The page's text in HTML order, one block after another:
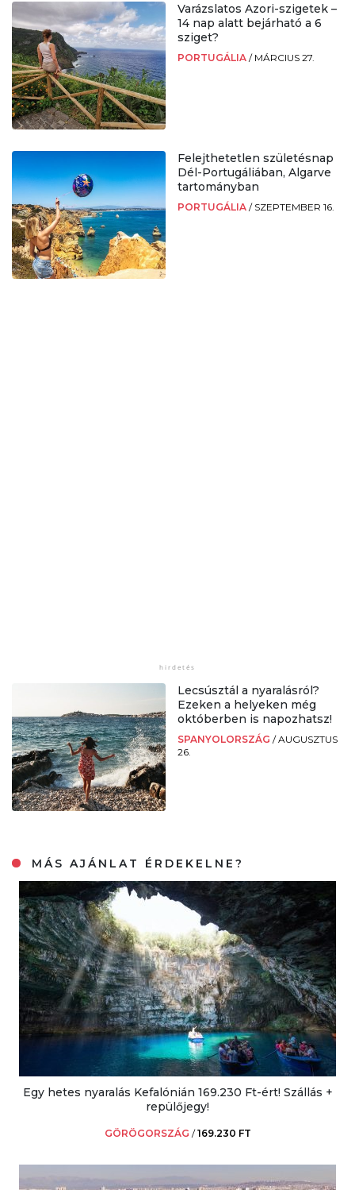
Varázslatos Azori-szigetek –
14 nap alatt bejárható a 6
sziget?
PORTUGÁLIA / MÁRCIUS 27.
Felejthetetlen születésnap
Dél-Portugáliában, Algarve
tartományban
PORTUGÁLIA / SZEPTEMBER 16.
Lecsúsztál a nyaralásról?
Ezeken a helyeken még
októberben is napozhatsz!
SPANYOLORSZÁG /AUGUSZTUS
26.
MÁS AJÁNLAT ÉRDEKELNE?
Egy hetes nyaralás Kefalónián 169.230 Ft-ért! Szállás +
repülőjegy!
GÖRÖGORSZÁG /169.230 FT